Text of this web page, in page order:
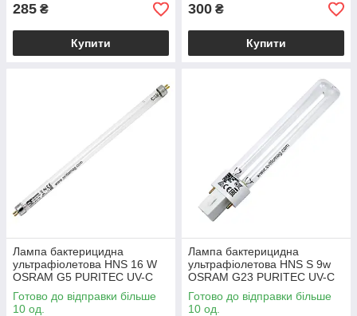
285 ₴
Купити
300 ₴
Купити
Лампа бактерицидна
ультрафіолетова HNS 16 W
OSRAM G5 PURITEC UV-C
T5
Готово до відправки більше
10 од.
Лампа бактерицидна
ультрафіолетова HNS S 9w
OSRAM G23 PURITEC UV-C
Готово до відправки більше
10 од.